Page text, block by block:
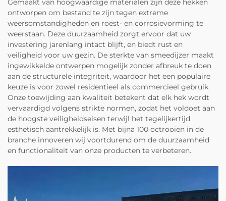
Gemaakt van hoogwaardige materialen zijn deze hekken
ontworpen om bestand te zijn tegen extreme
weersomstandigheden en roest- en corrosievorming te
weerstaan. Deze duurzaamheid zorgt ervoor dat uw
investering jarenlang intact blijft, en biedt rust en
veiligheid voor uw gezin. De sterkte van smeedijzer maakt
ingewikkelde ontwerpen mogelijk zonder afbreuk te doen
aan de structurele integriteit, waardoor het een populaire
keuze is voor zowel residentieel als commercieel gebruik.
Onze toewijding aan kwaliteit betekent dat elk hek wordt
vervaardigd volgens strikte normen, zodat het voldoet aan
de hoogste veiligheidseisen terwijl het tegelijkertijd
esthetisch aantrekkelijk is. Met bijna 100 octrooien in de
branche innoveren wij voortdurend om de duurzaamheid
en functionaliteit van onze producten te verbeteren.